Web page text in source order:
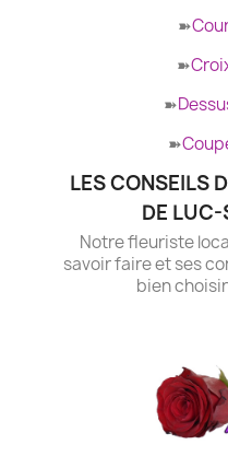
➽
➽
➽
➽
LES CONSEILS
DE
Notre fleuriste
savoir faire et ses
bien